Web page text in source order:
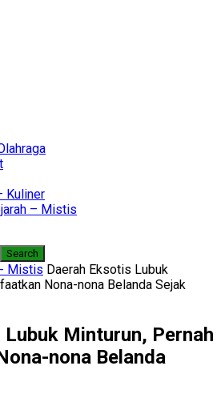
Kuliner
– Mistis
Search
Mistis Daerah Eksotis Lubuk
Nona-nona Belanda Sejak
Minturun, Pernah
nona Belanda